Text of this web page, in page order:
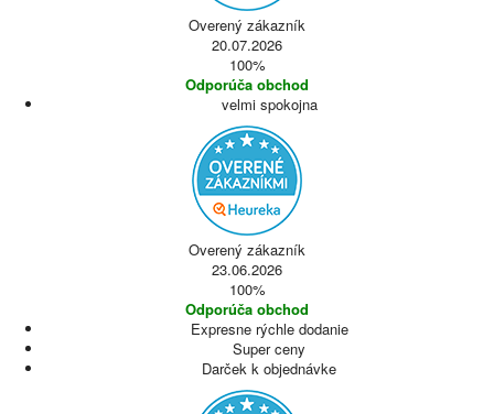
Overený zákazník
20.07.2026
100%
Odporúča obchod
velmi spokojna
Overený zákazník
23.06.2026
100%
Odporúča obchod
Expresne rýchle dodanie
Super ceny
Darček k objednávke